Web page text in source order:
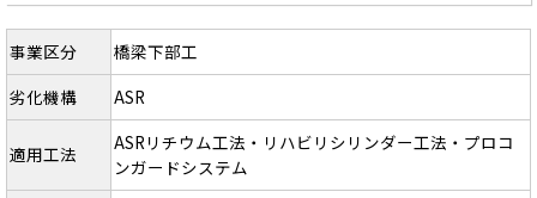
事業区分
橋梁下部工
劣化機構
ASR
適用工法
ASRリチウム工法・リハビリシリンダー工法・プロコ
ンガードシステム